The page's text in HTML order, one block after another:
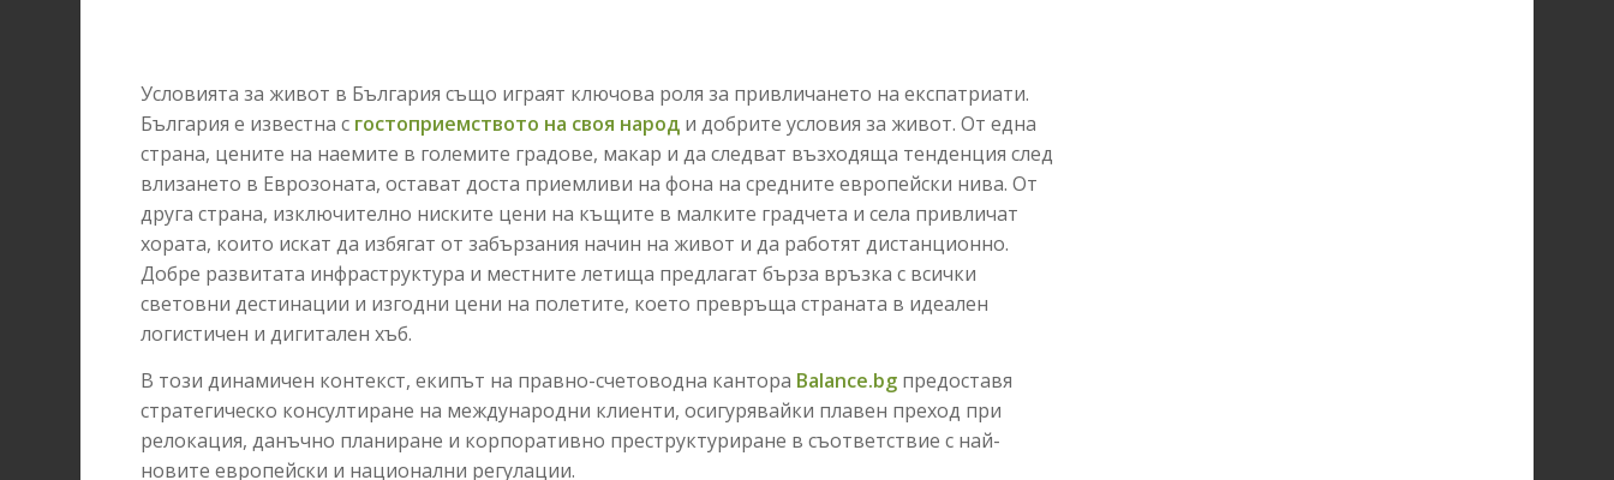
Условията за живот в България също играят ключова роля за привличането на експатриати.
България е известна с гостоприемството на своя народ и добрите условия за живот. От една
страна, цените на наемите в големите градове, макар и да следват възходяща тенденция след
влизането в Еврозоната, остават доста приемливи на фона на средните европейски нива. От
друга страна, изключително ниските цени на къщите в малките градчета и села привличат
хората, които искат да избягат от забързания начин на живот и да работят дистанционно.
Добре развитата инфраструктура и местните летища предлагат бърза връзка с всички
световни дестинации и изгодни цени на полетите, което превръща страната в идеален
логистичен и дигитален хъб.
В този динамичен контекст, екипът на правно-счетоводна кантора Balance.bg предоставя
стратегическо консултиране на международни клиенти, осигурявайки плавен преход при
релокация, данъчно планиране и корпоративно преструктуриране в съответствие с най-
новите европейски и национални регулации.